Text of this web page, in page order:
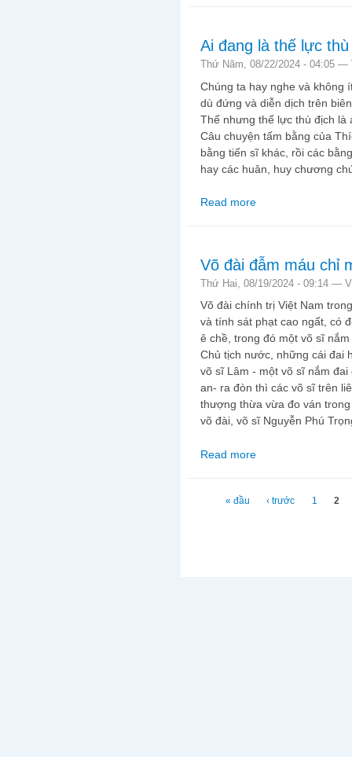
Ai đang là thế lực
Thứ Năm, 08/22/2024 - 04:05 —
Chúng ta hay nghe và không
dù đứng và diễn dịch trên
Thế nhưng thế lực thù địch là
Câu chuyện tấm bằng của
bằng tiến sĩ khác, rồi các
hay các huân, huy chương
Read more
Võ đài đẫm máu chỉ
Thứ Hai, 08/19/2024 - 09:14 —
Võ đài chính trị Việt Nam
và tính sát phạt cao ngất, có
ê chề, trong đó một võ sĩ
Chủ tịch nước, những cái đai
võ sĩ Lâm - một võ sĩ nắm
an- ra đòn thì các võ sĩ trên
thượng thừa vừa đo ván
võ đài, võ sĩ Nguyễn Phú
Read more
Trang
« đầu ‹ trước 1 2